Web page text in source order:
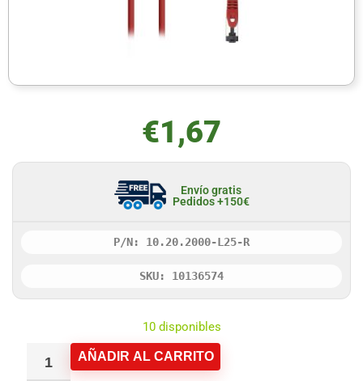
€1,67
Envío gratis
Pedidos +150€
P/N: 10.20.2000-L25-R
SKU: 10136574
10 disponibles
AÑADIR AL CARRITO